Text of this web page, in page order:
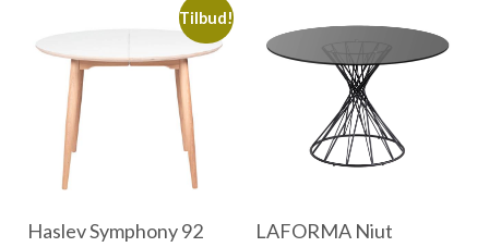
Tilbud!
Haslev Symphony 92
LAFORMA Niut